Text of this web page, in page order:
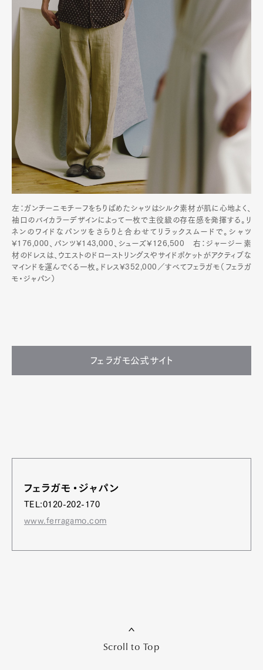
左：ガンチーニモチーフをちりばめたシャツはシルク素材が肌に心地よく、
袖口のバイカラーデザインによって一枚で主役級の存在感を発揮する。リ
ネンのワイドなパンツをさらりと合わせてリラックスムードで。シャツ
¥176,000、パンツ¥143,000、シューズ¥126,500 右：ジャージー素
材のドレスは、ウエストのドローストリングスやサイドポケットがアクティブな
マインドを運んでくる一枚。ドレス¥352,000／すべてフェラガモ（フェラガ
モ・ジャパン）
フェラガモ公式サイト
フェラガモ・ジャパン
TEL:0120-202-170
www.ferragamo.com
Scroll to Top